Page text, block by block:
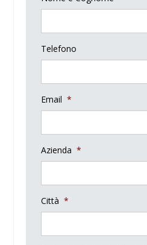
Telefono
Email *
Azienda *
Città *